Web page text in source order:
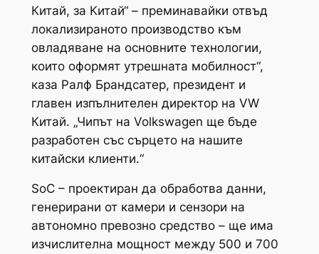
Китай, за Китай“ – преминавайки отвъд
локализираното производство към
овладяване на основните технологии,
които оформят утрешната мобилност“,
каза Ралф Брандсатер, президент и
главен изпълнителен директор на VW
Китай. „Чипът на Volkswagen ще бъде
разработен със сърцето на нашите
китайски клиенти.“
SoC – проектиран да обработва данни,
генерирани от камери и сензори на
автономно превозно средство – ще има
изчислителна мощност между 500 и 700